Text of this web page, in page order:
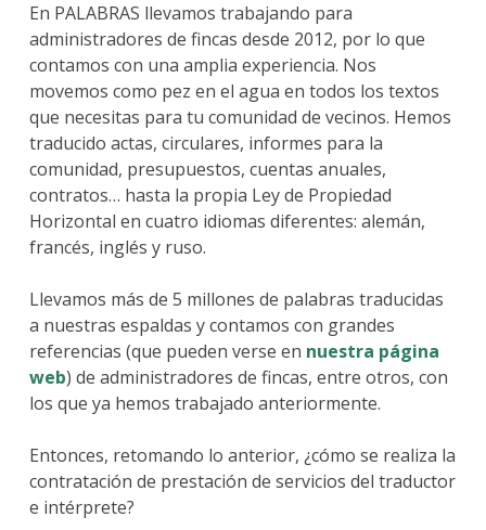
En PALABRAS llevamos trabajando para
administradores de fincas desde 2012, por lo que
contamos con una amplia experiencia. Nos
movemos como pez en el agua en todos los textos
que necesitas para tu comunidad de vecinos. Hemos
traducido actas, circulares, informes para la
comunidad, presupuestos, cuentas anuales,
contratos… hasta la propia Ley de Propiedad
Horizontal en cuatro idiomas diferentes: alemán,
francés, inglés y ruso.
Llevamos más de 5 millones de palabras traducidas
a nuestras espaldas y contamos con grandes
referencias (que pueden verse en nuestra página
web) de administradores de fincas, entre otros, con
los que ya hemos trabajado anteriormente.
Entonces, retomando lo anterior, ¿cómo se realiza la
contratación de prestación de servicios del traductor
e intérprete?